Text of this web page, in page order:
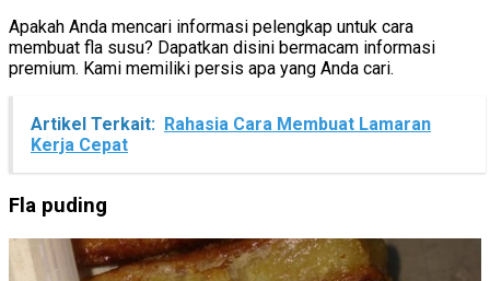
Apakah Anda mencari informasi pelengkap untuk cara
membuat fla susu? Dapatkan disini bermacam informasi
premium. Kami memiliki persis apa yang Anda cari.
Artikel Terkait: Rahasia Cara Membuat Lamaran
Kerja Cepat
Fla puding